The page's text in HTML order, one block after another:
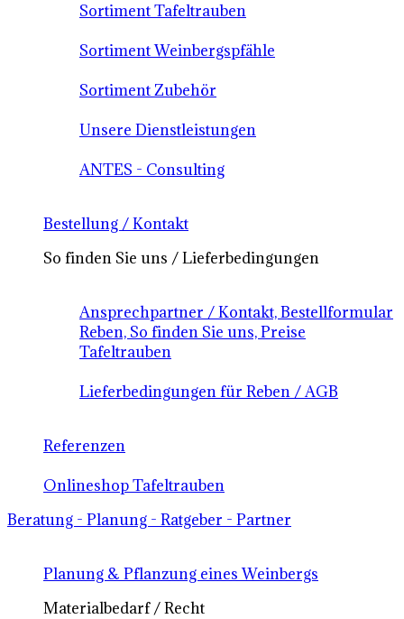
Sortiment Tafeltrauben
Sortiment Weinbergspfähle
Sortiment Zubehör
Unsere Dienstleistungen
ANTES - Consulting
Bestellung / Kontakt
So finden Sie uns / Lieferbedingungen
Ansprechpartner / Kontakt, Bestellformular
Reben, So finden Sie uns, Preise
Tafeltrauben
Lieferbedingungen für Reben / AGB
Referenzen
Onlineshop Tafeltrauben
Beratung - Planung - Ratgeber - Partner
Planung & Pflanzung eines Weinbergs
Materialbedarf / Recht